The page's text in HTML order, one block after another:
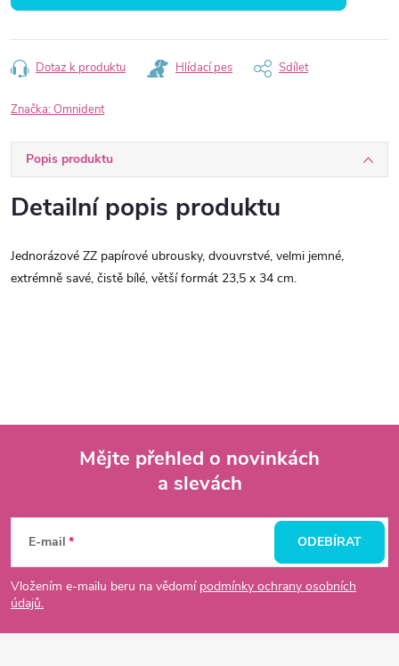
Dotaz k produktu Hlídací pes Sdílet
Značka: Omnident
Popis produktu
Detailní popis produktu
Jednorázové ZZ papírové ubrousky, dvouvrstvé, velmi jemné,
extrémně savé, čistě bílé, větší formát 23,5 x 34 cm.
p
a
Mějte přehled o novinkách
a slevách
E-mail
Vložením e-mailu beru na vědomí podmínky ochrany osobních
údajů.
ODEBÍRAT